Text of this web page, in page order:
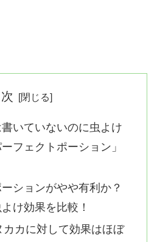
書いていないのに虫よけ
フェクトポーション」
ションがやや有利か？
け効果を比較！
カカに対して効果はほぼ